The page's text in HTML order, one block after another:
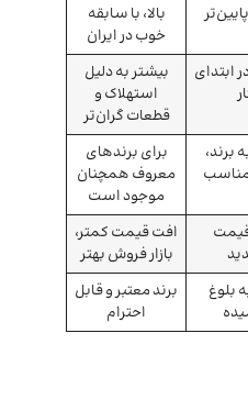
بالا، با سابقه
خوب در ایران
ابتدای
بیشتر به دلیل
استهلاک و
قطعات گران‌تر
برند،
برای برندهای
معروف همچنان
موجود است
افت قیمت کمتر،
بازار فروش بهتر
بلوغ
برند معتبر و قابل
احترام